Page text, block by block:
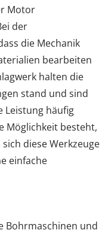
Motor
der
die Mechanik
bearbeiten
halten die
stand und sind
Leistung häufig
Möglichkeit besteht,
diese Werkzeuge
einfache
Bohrmaschinen und